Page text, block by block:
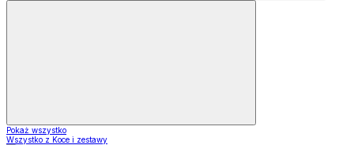
Pokaż wszystko
Wszystko z Koce i zestawy